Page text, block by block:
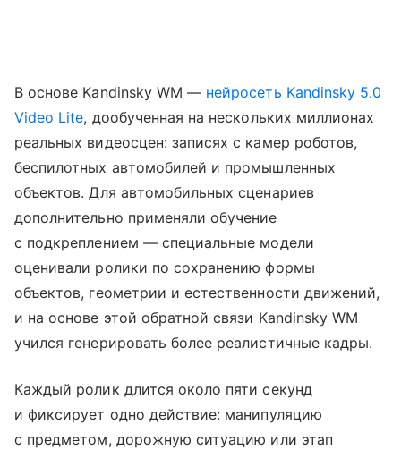
В основе Kandinsky WM — нейросеть Kandinsky 5.0
Video Lite, дообученная на нескольких миллионах
реальных видеосцен: записях с камер роботов,
беспилотных автомобилей и промышленных
объектов. Для автомобильных сценариев
дополнительно применяли обучение
с подкреплением — специальные модели
оценивали ролики по сохранению формы
объектов, геометрии и естественности движений,
и на основе этой обратной связи Kandinsky WM
учился генерировать более реалистичные кадры.
Каждый ролик длится около пяти секунд
и фиксирует одно действие: манипуляцию
с предметом, дорожную ситуацию или этап